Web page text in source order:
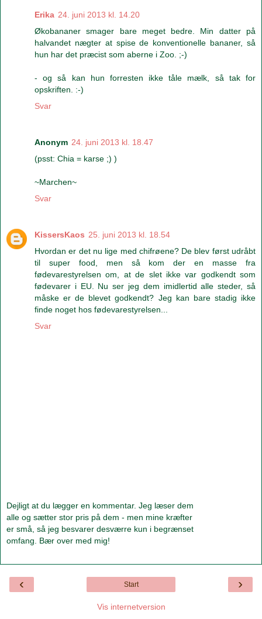
Erika 24. juni 2013 kl. 14.20
Økobananer smager bare meget bedre. Min datter på
halvandet nægter at spise de konventionelle bananer, så
hun har det præcist som aberne i Zoo. ;-)
- og så kan hun forresten ikke tåle mælk, så tak for
opskriften. :-)
Svar
Anonym 24. juni 2013 kl. 18.47
(psst: Chia = karse ;) )
~Marchen~
Svar
KissersKaos 25. juni 2013 kl. 18.54
Hvordan er det nu lige med chifrøene? De blev først udråbt
til super food, men så kom der en masse fra
fødevarestyrelsen om, at de slet ikke var godkendt som
fødevarer i EU. Nu ser jeg dem imidlertid alle steder, så
måske er de blevet godkendt? Jeg kan bare stadig ikke
finde noget hos fødevarestyrelsen...
Svar
Dejligt at du lægger en kommentar. Jeg læser dem
alle og sætter stor pris på dem - men mine kræfter
er små, så jeg besvarer desværre kun i begrænset
omfang. Bær over med mig!
‹ ›
Start
Vis internetversion